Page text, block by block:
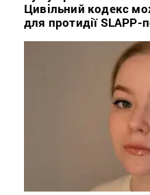
Цивільний кодекс
для протидії SLAPP-